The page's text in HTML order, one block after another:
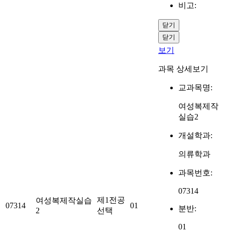
비고:
닫기
닫기
07314
여성복제작실습
2
제1전공
선택
01
보기
과목 상세보기
교과목명:
여성복제작
실습2
개설학과:
의류학과
과목번호:
07314
분반:
01